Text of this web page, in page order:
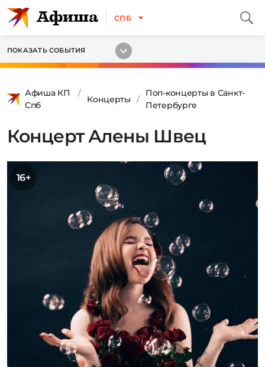
СПБ
ПОКАЗАТЬ СОБЫТИЯ
Афиша КП
Спб
Концерты
Поп-концерты в Санкт-
Петербурге
Концерт Алены Швец
16+